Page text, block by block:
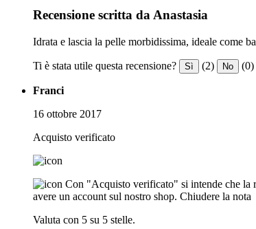
Recensione scritta da Anastasia
Idrata e lascia la pelle morbidissima, ideale come
Ti è stata utile questa recensione? Sì (2) No (0)
Franci
16 ottobre 2017
Acquisto verificato
Con "Acquisto verificato" si intende che la
avere un account sul nostro shop. Chiudere la nota
Valuta con 5 su 5 stelle.